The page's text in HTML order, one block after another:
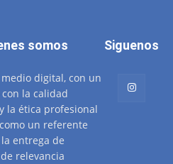
somos
digital, con un
la calidad
la ética profesional
un referente
entrega de
relevancia
Siguenos